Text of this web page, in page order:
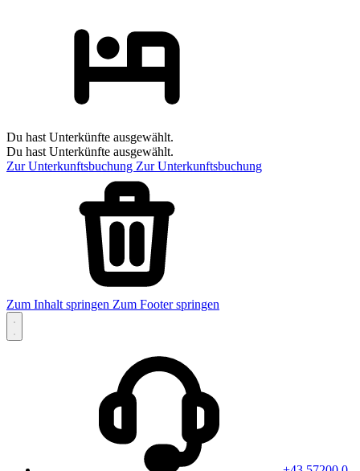
Du hast Unterkünfte ausgewählt.
Du hast Unterkünfte ausgewählt.
Zur Unterkunftsbuchung Zur Unterkunftsbuchung
Zum Inhalt springen Zum Footer springen